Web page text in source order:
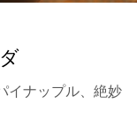
イナップル、絶妙